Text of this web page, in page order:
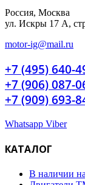
Россия, Москва
ул. Искры 17 А,
motor-ig@mail.ru
+7 (495) 640-
+7 (906) 087-
+7 (909) 693-
Whatsapp Viber
КАТАЛОГ
В наличии